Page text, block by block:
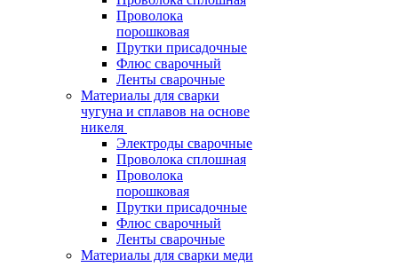
Проволока
порошковая
Прутки присадочные
Флюс сварочный
Ленты сварочные
Материалы для сварки
чугуна и сплавов на основе
никеля
Электроды сварочные
Проволока сплошная
Проволока
порошковая
Прутки присадочные
Флюс сварочный
Ленты сварочные
Материалы для сварки меди